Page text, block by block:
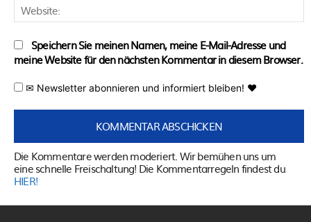
Speichern Sie meinen Namen, meine E-Mail-Adresse und
meine Website für den nächsten Kommentar in diesem Browser.
✉ Newsletter abonnieren und informiert bleiben! ♥
Die Kommentare werden moderiert. Wir bemühen uns um
eine schnelle Freischaltung! Die Kommentarregeln findest du
HIER!